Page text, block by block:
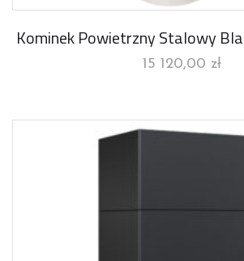
Kominek Powietrzny Stalowy
15 120,00 zł